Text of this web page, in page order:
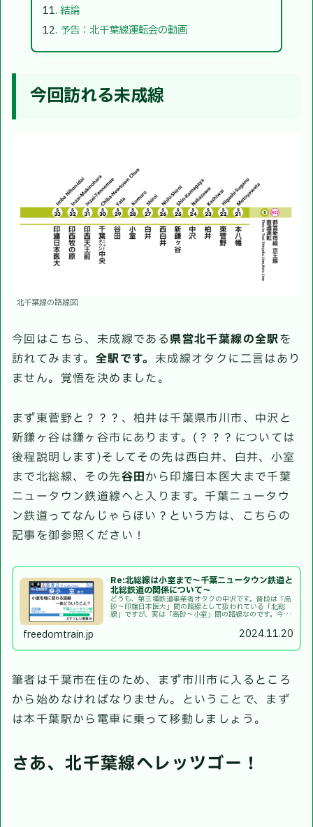
結論
予告：北千葉線運転会の動画
今回訪れる未成線
北千葉線の路線図
今回はこちら、未成線である県営北千葉線の全駅を
訪れてみます。 全駅です。 未成線オタクに二言はあり
ません。覚悟を決めました。
まず東菅野と？？？、柏井は千葉県市川市、中沢と
新鎌ヶ谷は鎌ヶ谷市にあります。(？？？については
後程説明します)そしてその先は西白井、白井、小室
まで北総線、その先谷田から印旛日本医大まで千葉
ニュータウン鉄道線へと入ります。千葉ニュータウ
ン鉄道ってなんじゃらほい？という方は、こちらの
記事を御参照ください！
Re:北総線は小室まで〜千葉ニュータウン鉄道と
北総鉄道の関係について〜
どうも、第三種鉄道事業者オタクの中沢です。普段は「高
砂〜印旛日本医大」間の路線として扱われている「北総
線」ですが、実は「高砂〜小室」間の路線なのです。今回
freedomtrain.jp 2024.11.20
筆者は千葉市在住のため、まず市川市に入るところ
から始めなければなりません。ということで、まず
は本千葉駅から電車に乗って移動しましょう。
さあ、北千葉線へレッツゴー！